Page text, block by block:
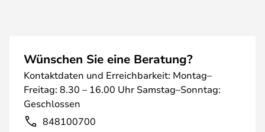
Wünschen Sie eine Beratung?
Kontaktdaten und Erreichbarkeit: Montag–
Freitag: 8.30 – 16.00 Uhr Samstag–Sonntag:
Geschlossen
848100700